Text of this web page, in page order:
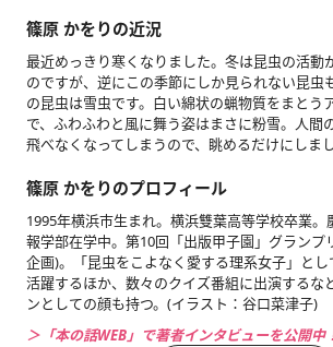
篠原 かをりの近況
最近めっきり寒くなりました。冬は昆虫の活動
のですが、逆にこの季節にしか見られない昆虫
の昆虫は雪虫です。白い綿状の蝋物質をまとう
で、ふわふわと風に舞う姿はまさに粉雪。人間
飛べなくなってしまうので、眺めるだけにしまし
篠原 かをりのプロフィール
1995年横浜市生まれ。横浜雙葉高等学校卒業。
報学部在学中。第10回「出版甲子園」グランプ
企画)。「昆虫をこよなく愛する理系女子」と
活躍するほか、数々のクイズ番組に出演するな
ンとしての顔も持つ。(イラスト：谷口菜津子)
＞「本の話WEB」で著者インタビューを公開中